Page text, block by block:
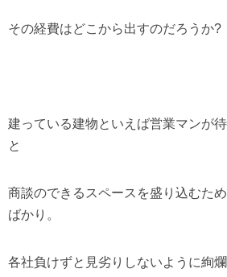
その経費はどこから出すのだろうか?
建っている建物といえば営業マンが
と
商談のできるスペースを盛り込むた
ばかり。
各社負けずと見劣りしないように絢爛